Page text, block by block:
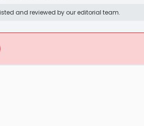
and reviewed by our editorial team.